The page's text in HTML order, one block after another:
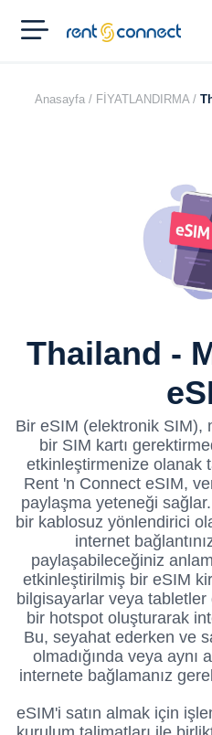
RENT'N
CONNECT
Anasayfa / FİYATLANDIRMA /
Thailand -
Bir eSIM (elektronik SIM),
bir SIM kartı
etkinleştirmenize olanak
Rent 'n Connect eSIM,
paylaşma yeteneği sağlar.
bir kablosuz yönlendirici
internet
paylaşabileceğiniz
etkinleştirilmiş bir eSIM
bilgisayarlar veya tabletler
bir hotspot oluşturarak
Bu, seyahat ederken ve
olmadığında veya aynı
internete bağlamanız
eSIM'i satın almak için